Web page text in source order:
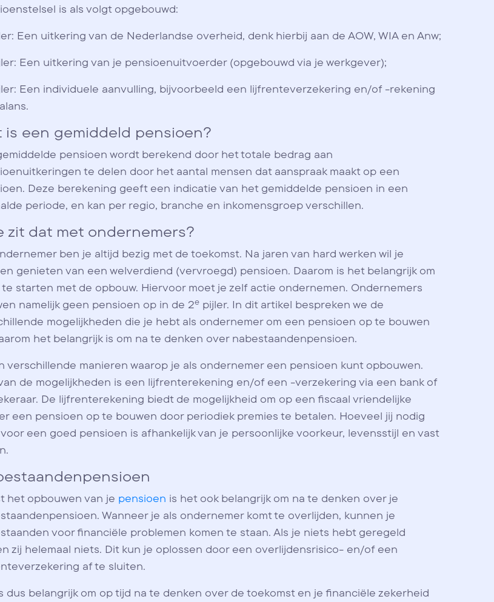
is als volgt opgebouwd:
Een uitkering van de Nederlandse overheid, denk hierbij aan de AOW, WIA en Anw;
Een uitkering van je pensioenuitvoerder (opgebouwd via je werkgever);
Een individuele aanvulling, bijvoorbeeld een lijfrenteverzekering en/of -rekening
is een gemiddeld pensioen?
pensioen wordt berekend door het totale bedrag aan
te delen door het aantal mensen dat aanspraak maakt op een
Deze berekening geeft een indicatie van het gemiddelde pensioen in een
periode, en kan per regio, branche en inkomensgroep verschillen.
zit dat met ondernemers?
ben je altijd bezig met de toekomst. Na jaren van hard werken wil je
genieten van een welverdiend (vervroegd) pensioen. Daarom is het belangrijk om
starten met de opbouw. Hiervoor moet je zelf actie ondernemen. Ondernemers
namelijk geen pensioen op in de 2epijler. In dit artikel bespreken we de
mogelijkheden die je hebt als ondernemer om een pensioen op te bouwen
het belangrijk is om na te denken over nabestaandenpensioen.
verschillende manieren waarop je als ondernemer een pensioen kunt opbouwen.
de mogelijkheden is een lijfrenterekening en/of een -verzekering via een bank of
De lijfrenterekening biedt de mogelijkheid om op een fiscaal vriendelijke
een pensioen op te bouwen door periodiek premies te betalen. Hoeveel jij nodig
een goed pensioen is afhankelijk van je persoonlijke voorkeur, levensstijl en vast
het opbouwen van je pensioen is het ook belangrijk om na te denken over je
Wanneer je als ondernemer komt te overlijden, kunnen je
voor financiële problemen komen te staan. Als je niets hebt geregeld
zij helemaal niets. Dit kun je oplossen door een overlijdensrisico- en/of een
af te sluiten.
dus belangrijk om op tijd na te denken over de toekomst en je financiële zekerheid